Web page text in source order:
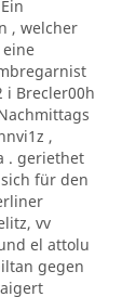
, welcher
i Brecler00h
,
. geriethet
für den
vv
el attolu
gegen